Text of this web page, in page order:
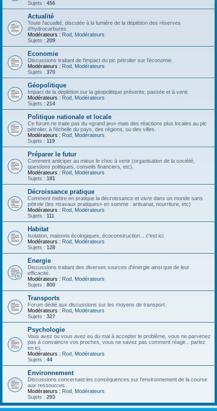
Sujets : 456
Actualité
Toute l'acualité, discutée à la lumière de la déplétion des réserves
d'hydrocarbures.
Modérateurs : Rod Modérateurs
Sujets : 209
Economie
Discussions traitant de l'impact du pic pétrolier sur l'économie.
Modérateurs : Rod Modérateurs
Sujets : 370
Géopolitique
Impact de la déplétion sur la géopolitique présente, passée et à venir.
Modérateurs : Rod Modérateurs
Sujets : 214
Politique nationale et locale
Ce forum ne traite pas du «grand jeu» mais des réactions plus locales au pic
pétrolier, à l'échelle du pays, des régions, ou des villes.
Modérateurs : Rod Modérateurs
Sujets : 119
Préparer le futur
Comment anticiper au mieux le choc à venir (organisation de la société,
questions politiques, conseils financiers, etc).
Modérateurs : Rod Modérateurs
Sujets : 181
Décroissance pratique
Comment mettre en pratique la décroissance et vivre dans un monde sans
pétrole (les «travaux pratiques» en somme : artisanat, nourriture, etc)
Modérateurs : Rod Modérateurs
Sujets : 111
Habitat
Isolation, maisons écologiques, écoconstruction... c'est ici.
Modérateurs : Rod Modérateurs
Sujets : 128
Energie
Discussions traitant des diverses sources d'énergie ainsi que de leur
efficacité.
Modérateurs : Rod Modérateurs
Sujets : 800
Transports
Forum dédié aux discussions sur les moyens de transport.
Modérateurs : Rod Modérateurs
Sujets : 327
Psychologie
Vous avez ou vous avez eu du mal à accepter le problème, vous ne parvenez
pas à convaincre vos proches, vous ne savez pas comment réagir... parlez
en ici.
Modérateurs : Rod Modérateurs
Sujets : 44
Environnement
Discussions concernant les conséquences sur l'environnement de la course
aux ressources.
Modérateurs : Rod Modérateurs
Sujets : 293